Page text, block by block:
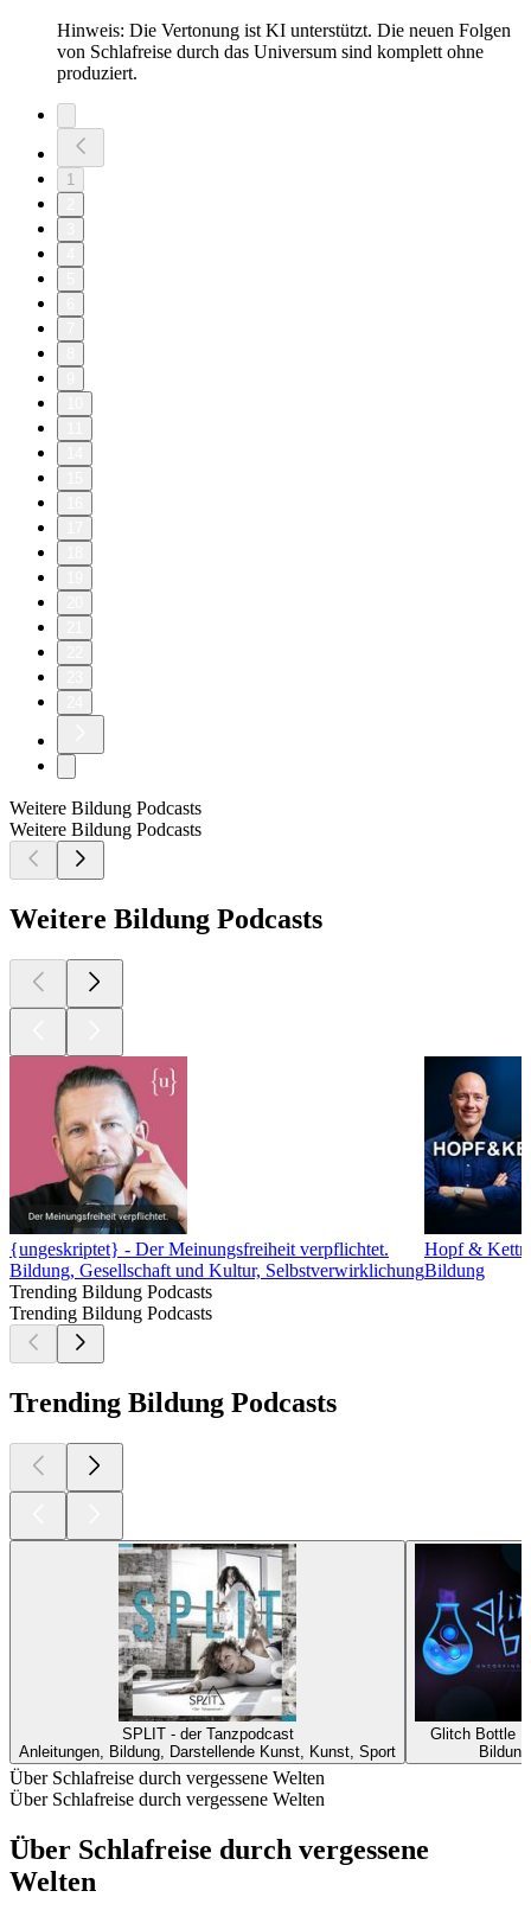
Hinweis: Die Vertonung ist KI unterstützt. Die neuen Folgen
von Schlafreise durch das Universum sind komplett ohne
produziert.
1
Weitere Bildung Podcasts
Weitere Bildung Podcasts
Weitere Bildung Podcasts
{ungeskriptet} - Der Meinungsfreiheit verpflichtet.
Bildung, Gesellschaft und Kultur, Selbstverwirklichung
Hopf &
Bildung
Trending Bildung Podcasts
Trending Bildung Podcasts
Trending Bildung Podcasts
SPLIT - der Tanzpodcast
Anleitungen, Bildung, Darstellende Kunst, Kunst, Sport
Glitch Bottle
Bildung
Über Schlafreise durch vergessene Welten
Über Schlafreise durch vergessene Welten
Über Schlafreise durch vergessene
Welten